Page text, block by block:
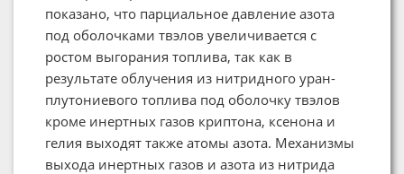
показано, что парциальное давление азота
под оболочками твэлов увеличивается с
ростом выгорания топлива, так как в
результате облучения из нитридного уран-
плутониевого топлива под оболочку твэлов
кроме инертных газов криптона, ксенона и
гелия выходят также атомы азота. Механизмы
выхода инертных газов и азота из нитрида